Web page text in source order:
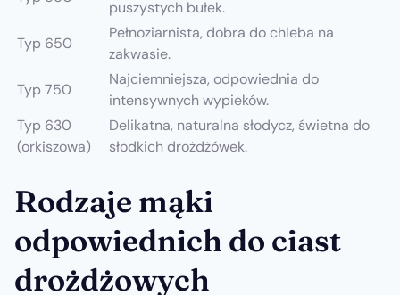
puszystych bułek.
Typ 650
Pełnoziarnista, dobra do chleba na
zakwasie.
Typ 750
Najciemniejsza, odpowiednia do
intensywnych wypieków.
Typ 630
(orkiszowa)
Delikatna, naturalna słodycz, świetna do
słodkich drożdżówek.
Rodzaje mąki
odpowiednich do ciast
drożdżowych